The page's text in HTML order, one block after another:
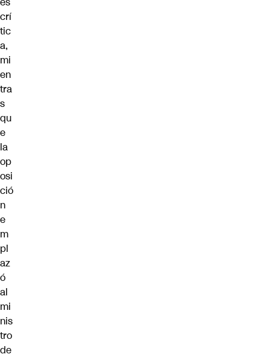
crí
tic
a,
mi
en
tra
s
qu
e
la
op
osi
ció
n
e
m
pl
az
ó
al
mi
nis
tro
de